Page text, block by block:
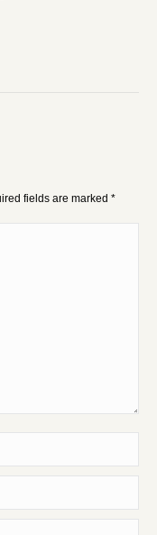
fields are marked *